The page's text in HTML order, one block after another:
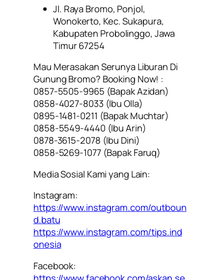
Jl. Raya Bromo, Ponjol,
Wonokerto, Kec. Sukapura,
Kabupaten Probolinggo, Jawa
Timur 67254
Mau Merasakan Serunya Liburan Di
Gunung Bromo? Booking Now! :
0857-5505-9965 (Bapak Azidan)
0858-4027-8033 (Ibu Olla)
0895-1481-0211 (Bapak Muchtar)
0858-5549-4440 (Ibu Arin)
0878-3615-2078 (Ibu Dini)
0858-5269-1077 (Bapak Faruq)
Media Sosial Kami yang Lain:
Instagram:
https://www.instagram.com/outboun
d.batu
https://www.instagram.com/tips.ind
onesia
Facebook: